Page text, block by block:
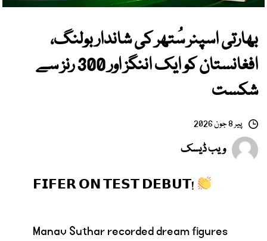
بھارتی اسپنر سُتھر کی شاندار بولنگ،
افغانستان کو ایک اننگز اور 300 رنز سے
شکست
پیر 8 جون 2026
ویب ڈیسک
𝗙𝗜𝗙𝗘𝗥 𝗢𝗡 𝗧𝗘𝗦𝗧 𝗗𝗘𝗕𝗨𝗧!
Manav Suthar recorded dream figures